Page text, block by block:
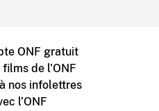
ONF gratuit
de l'ONF
nos infolettres
l’ONF